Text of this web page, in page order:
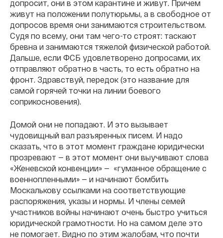
допросит, они в этом карантине и живут. Причем
живут на положении полутюрьмы, а в свободное от
допросов время они занимаются строительством.
Судя по всему, они там чего-то строят: таскают
бревна и занимаются тяжелой физической работой.
Дальше, если ФСБ удовлетворено допросами, их
отправляют обратно в часть, то есть обратно на
фронт. Здравствуй, передок (это название для
самой горячей точки на линии боевого
соприкосновения).
Домой они не попадают. И это вызывает
чудовищный вал разъяренных писем. И надо
сказать, что в этот момент граждане юридически
прозревают — в этот момент они выучивают слова
«Женевской конвенции» — «гуманное обращение с
военнопленными» — и начинают бомбить
Москалькову ссылками на соответствующие
распоряжения, указы и нормы. И члены семей
участников войны начинают очень быстро учиться
юридической грамотности. Но на самом деле это
не помогает. Видно по этим жалобам, что почти